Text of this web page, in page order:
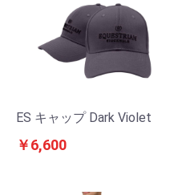
ES キャップ Dark Violet
￥6,600